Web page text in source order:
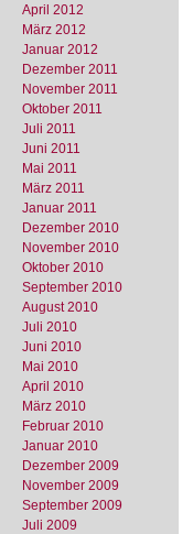
April 2012
März 2012
Januar 2012
Dezember 2011
November 2011
Oktober 2011
Juli 2011
Juni 2011
Mai 2011
März 2011
Januar 2011
Dezember 2010
November 2010
Oktober 2010
September 2010
August 2010
Juli 2010
Juni 2010
Mai 2010
April 2010
März 2010
Februar 2010
Januar 2010
Dezember 2009
November 2009
September 2009
Juli 2009